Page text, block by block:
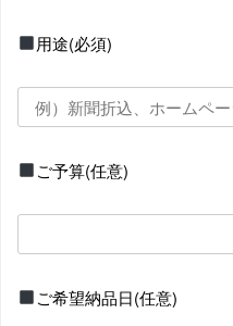
用途(必須)
ご予算(任意)
ご希望納品日(任意)